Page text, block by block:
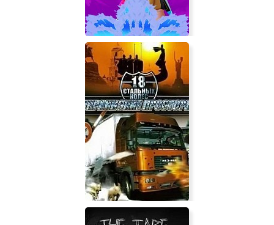
Deep Space Waifu: FLAT JUSTICE